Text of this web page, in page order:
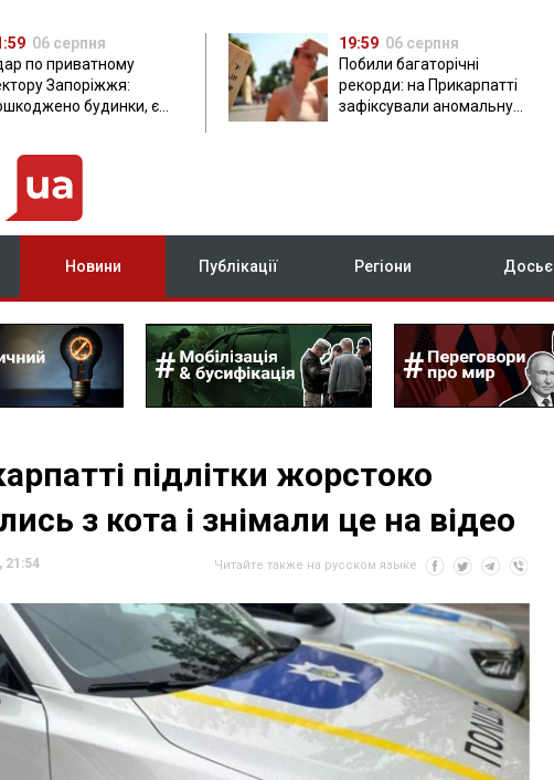
06 серпня
по приватному
Запоріжжя:
будинки, є
19:59 06 серпня
Побили багаторічні
рекорди: на Прикарпатті
зафіксували аномальну
Новини Публікації Регіони Досьє
підлітки жорстоко
з кота і знімали це на відео
21:54 Читайте также на русском языке